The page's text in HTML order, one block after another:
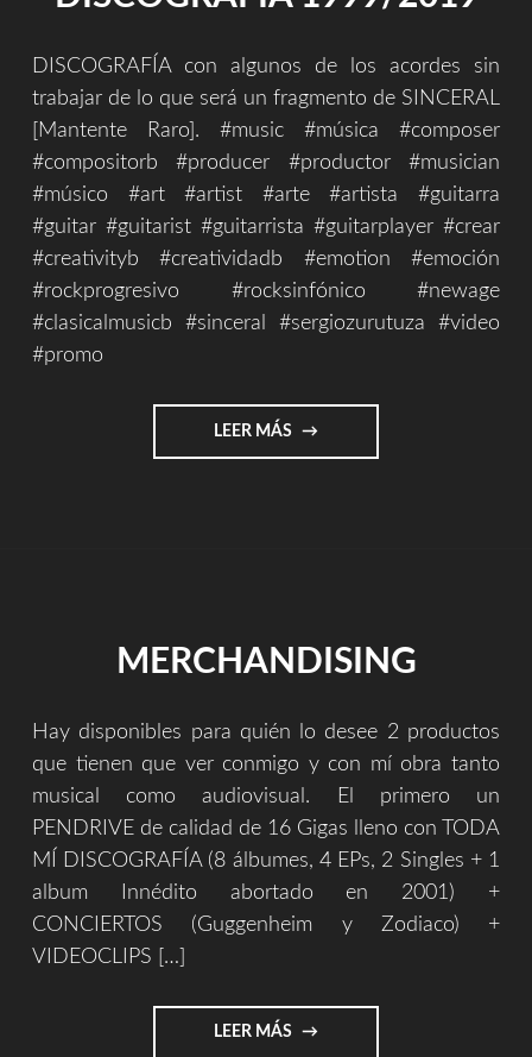
DISCOGRAFÍA con algunos de los acordes sin
trabajar de lo que será un fragmento de SINCERAL
[Mantente Raro]. #music #música #composer
#compositorb #producer #productor #musician
#músico #art #artist #arte #artista #guitarra
#guitar #guitarist #guitarrista #guitarplayer #crear
#creativityb #creatividadb #emotion #emoción
#rockprogresivo #rocksinfónico #newage
#clasicalmusicb #sinceral #sergiozurutuza #video
#promo
LEER MÁS "DISCOGRAFÍA
1999/2019"
MERCHANDISING
Hay disponibles para quién lo desee 2 productos
que tienen que ver conmigo y con mí obra tanto
musical como audiovisual. El primero un
PENDRIVE de calidad de 16 Gigas lleno con TODA
MÍ DISCOGRAFÍA (8 álbumes, 4 EPs, 2 Singles + 1
album Innédito abortado en 2001) +
CONCIERTOS (Guggenheim y Zodiaco) +
VIDEOCLIPS […]
LEER MÁS "MERCHANDISING"